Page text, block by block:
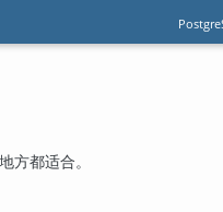
方都适合。